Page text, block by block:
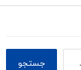
جستجو